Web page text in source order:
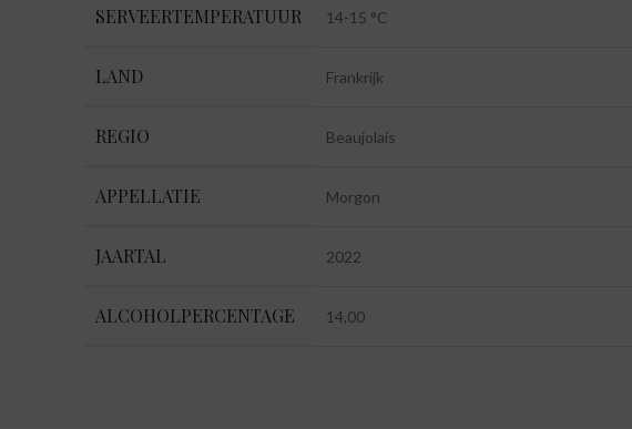
SERVEERTEMPERATUUR 14-15 °C
LAND Frankrijk
REGIO Beaujolais
APPELLATIE Morgon
JAARTAL 2022
ALCOHOLPERCENTAGE 14,00